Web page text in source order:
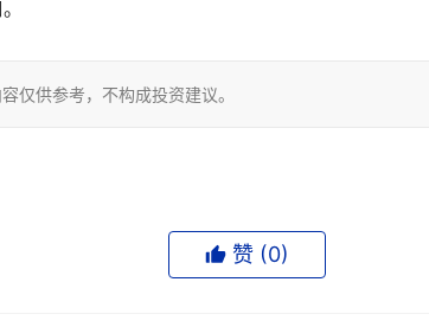
仅供参考，不构成投资建议。
赞 (0)